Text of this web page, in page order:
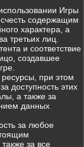
Игры
содержащим
характера, а
третьих лиц.
и соответствие
создавшее
при этом
доступность этих
а также за
данных
за любое
за все